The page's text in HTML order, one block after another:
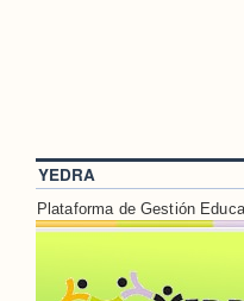
YEDRA
Plataforma de Gestión